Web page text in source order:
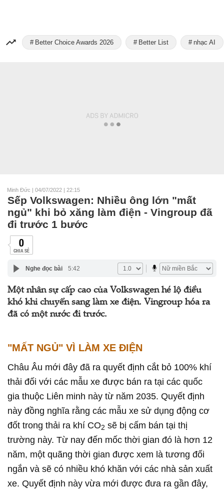
Better Choice Awards 2026 Better List nhạc AI
Minh Đức | 04/07/2022 | 22:15
Sếp Volkswagen: Nhiều ông lớn "mất
ngủ" khi bỏ xăng làm điện - Vingroup đã
đi trước 1 bước
0
CHIA SẺ
Nghe đọc bài 5:42
Một nhân sự cấp cao của Volkswagen hé lộ điều
khó khi chuyển sang làm xe điện. Vingroup hóa ra
đã có một nước đi trước.
"MẤT NGỦ" VÌ LÀM XE ĐIỆN
Châu Âu mới đây đã ra quyết định cắt bỏ 100% khí
thải đối với các mẫu xe được bán ra tại các quốc
gia thuộc Liên minh này từ năm 2035. Quyết định
này đồng nghĩa rằng các mẫu xe sử dụng động cơ
đốt trong thải ra khí CO2 sẽ bị cấm bán tại thị
trường này. Từ nay đến mốc thời gian đó là hơn 12
năm, một quãng thời gian được xem là tương đối
ngắn và sẽ có nhiều khó khăn với các nhà sản xuất
xe. Quyết định này vừa mới được đưa ra gần đây,